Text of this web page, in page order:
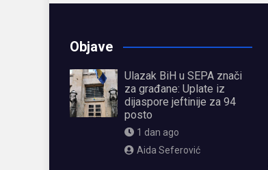
Objave
Ulazak BiH u SEPA znači
za građane: Uplate iz
dijaspore jeftinije za 94
posto
1 dan ago
Aida Seferović